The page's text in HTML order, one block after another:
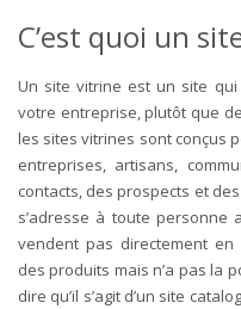
C’est quoi un
Un site vitrine est un site
votre entreprise, plutôt que
les sites vitrines sont conçus
entreprises, artisans,
contacts, des prospects et
s’adresse à toute personne
vendent pas directement en
des produits mais n’a pas la
dire qu’il s’agit d’un site